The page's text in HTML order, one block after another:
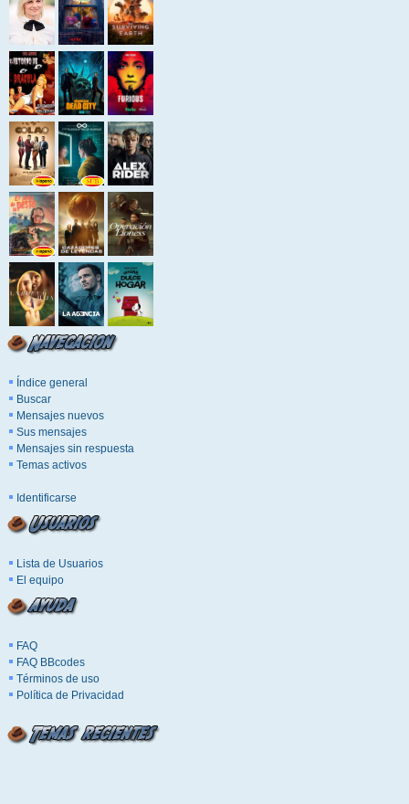
Índice general
Buscar
Mensajes nuevos
Sus mensajes
Mensajes sin respuesta
Temas activos
Identificarse
Lista de Usuarios
El equipo
FAQ
FAQ BBcodes
Términos de uso
Política de Privacidad